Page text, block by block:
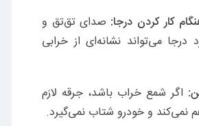
کار کردن درجا: صدای تق‌تق و
درجا می‌تواند نشانه‌ای از خرابی
اگر شمع خراب باشد، جرقه لازم
نمی‌کند و خودرو شتاب نمی‌گیرد.